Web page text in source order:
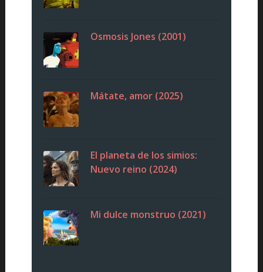
Osmosis Jones (2001)
Mátate, amor (2025)
El planeta de los simios:
Nuevo reino (2024)
Mi dulce monstruo (2021)